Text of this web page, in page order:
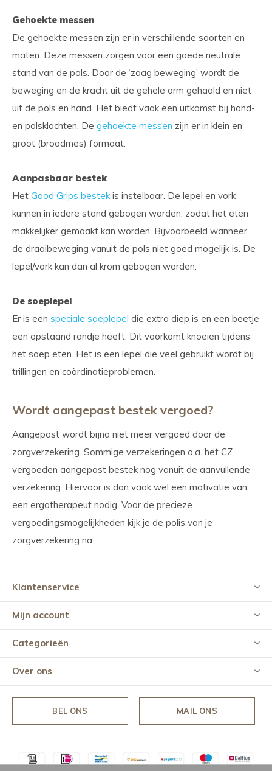
Gehoekte messen
De gehoekte messen zijn er in verschillende soorten en
maten. Deze messen zorgen voor een goede neutrale
stand van de pols. Door de ‘zaag beweging’ wordt de
beweging en de kracht uit de gehele arm gehaald en niet
uit de pols en hand. Het biedt vaak een uitkomst bij hand-
en polsklachten. De gehoekte messen zijn er in klein en
groot (broodmes) formaat.
Aanpasbaar bestek
Het Good Grips bestekis instelbaar. De lepel en vork
kunnen in iedere stand gebogen worden, zodat het eten
makkelijker gemaakt kan worden. Bijvoorbeeld wanneer
de draaibeweging vanuit de pols niet goed mogelijk is. De
lepel/vork kan dan al krom gebogen worden.
De soeplepel
Er is een speciale soeplepel die extra diep is en een beetje
een opstaand randje heeft. Dit voorkomt knoeien tijdens
het soep eten. Het is een lepel die veel gebruikt wordt bij
trillingen en coördinatieproblemen.
Wordt aangepast bestek vergoed?
Aangepast wordt bijna niet meer vergoed door de
zorgverzekering. Sommige verzekeringen o.a. het CZ
vergoeden aangepast bestek nog vanuit de aanvullende
verzekering. Hiervoor is dan vaak wel een motivatie van
een ergotherapeut nodig. Voor de precieze
vergoedingsmogelijkheden kijk je de polis van je
zorgverzekering na.
Klantenservice
Mijn account
Categorieën
Over ons
BEL ONS MAIL ONS